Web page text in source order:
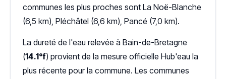
communes les plus proches sont La Noë-Blanche
(6,5 km), Pléchâtel (6,6 km), Pancé (7,0 km).
La dureté de l'eau relevée à Bain-de-Bretagne
(14.1°f) provient de la mesure officielle Hub'eau la
plus récente pour la commune. Les communes